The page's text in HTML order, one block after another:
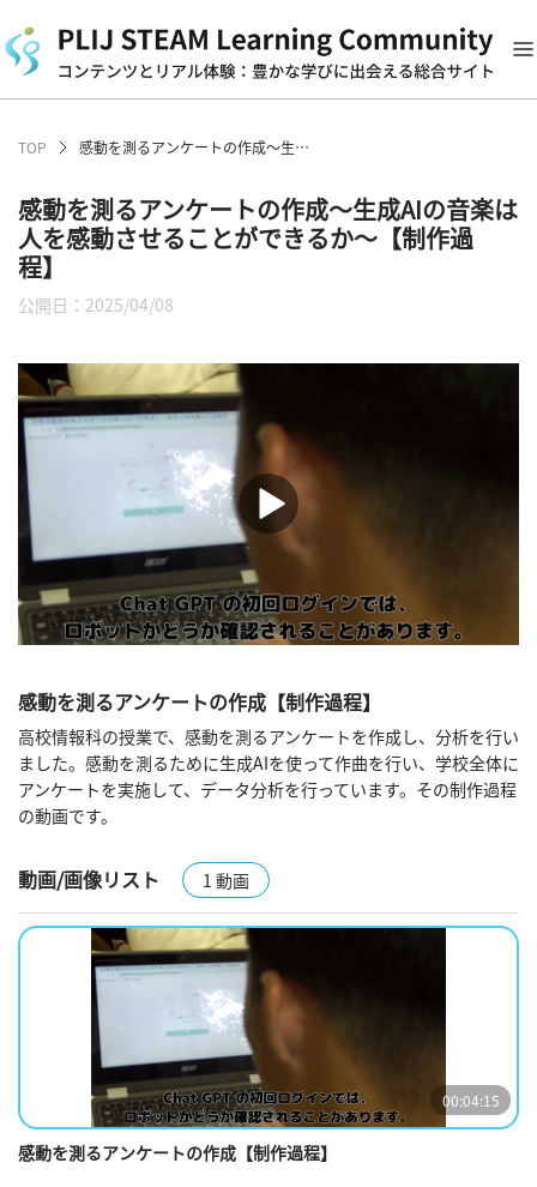
TOP 感動を測るアンケートの作成〜生成AIの音楽は人を感動させることができるか〜【制作過程】
感動を測るアンケートの作成〜生成AIの音楽は
人を感動させることができるか〜【制作過
程】
公開日：2025/04/08
感動を測るアンケートの作成【制作過程】
高校情報科の授業で、感動を測るアンケートを作成し、分析を行い
ました。感動を測るために生成AIを使って作曲を行い、学校全体に
アンケートを実施して、データ分析を行っています。その制作過程
の動画です。
動画/画像リスト 1 動画
00:04:15
感動を測るアンケートの作成【制作過程】